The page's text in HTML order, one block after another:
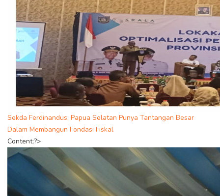
Sekda Ferdinandus; Papua Selatan Punya Tantangan Besar
Dalam Membangun Fondasi Fiskal
Content;?>